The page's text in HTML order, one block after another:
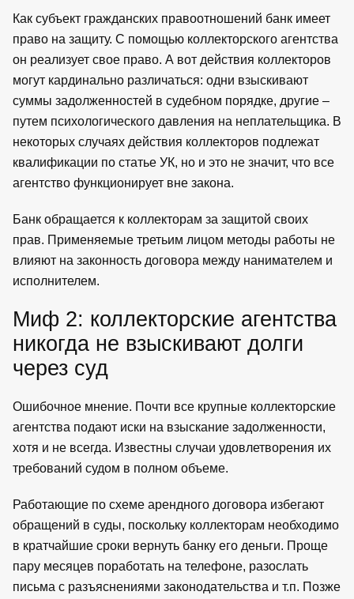
Как субъект гражданских правоотношений банк имеет
право на защиту. С помощью коллекторского агентства
он реализует свое право. А вот действия коллекторов
могут кардинально различаться: одни взыскивают
суммы задолженностей в судебном порядке, другие –
путем психологического давления на неплательщика. В
некоторых случаях действия коллекторов подлежат
квалификации по статье УК, но и это не значит, что все
агентство функционирует вне закона.
Банк обращается к коллекторам за защитой своих
прав. Применяемые третьим лицом методы работы не
влияют на законность договора между нанимателем и
исполнителем.
Миф 2: коллекторские агентства
никогда не взыскивают долги
через суд
Ошибочное мнение. Почти все крупные коллекторские
агентства подают иски на взыскание задолженности,
хотя и не всегда. Известны случаи удовлетворения их
требований судом в полном объеме.
Работающие по схеме арендного договора избегают
обращений в суды, поскольку коллекторам необходимо
в кратчайшие сроки вернуть банку его деньги. Проще
пару месяцев поработать на телефоне, разослать
письма с разъяснениями законодательства и т.п. Позже